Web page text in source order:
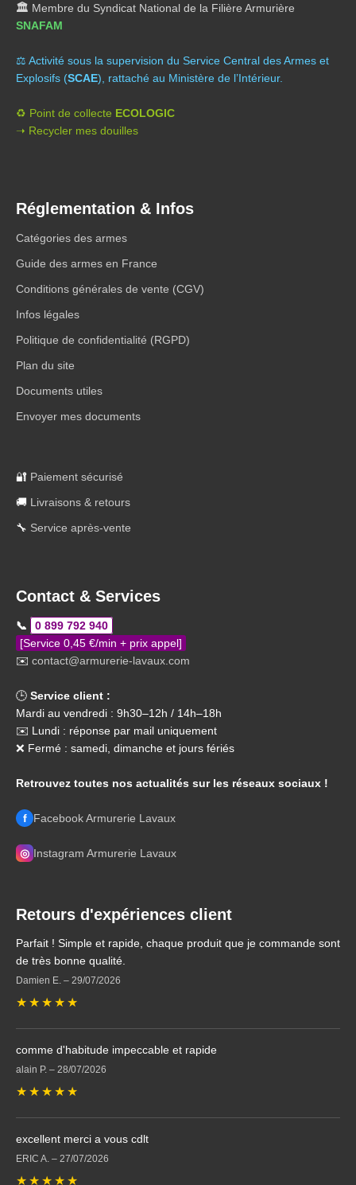
🏛️ Membre du Syndicat National de la Filière Armurière
SNAFAM
⚖️ Activité sous la supervision du Service Central des Armes et
Explosifs (SCAE), rattaché au Ministère de l’Intérieur.
♻️ Point de collecte ECOLOGIC
➝ Recycler mes douilles
Réglementation & Infos
Catégories des armes
Guide des armes en France
Conditions générales de vente (CGV)
Infos légales
Politique de confidentialité (RGPD)
Plan du site
Documents utiles
Envoyer mes documents
🔐 Paiement sécurisé
🚚 Livraisons & retours
🔧 Service après-vente
Contact & Services
📞
0 899 792 940
[Service 0,45 €/min + prix appel]
✉️ contact@armurerie-lavaux.com
🕒 Service client :
Mardi au vendredi : 9h30–12h / 14h–18h
✉️ Lundi : réponse par mail uniquement
❌ Fermé : samedi, dimanche et jours fériés
Retrouvez toutes nos actualités sur les réseaux sociaux !
f Facebook Armurerie Lavaux
◎ Instagram Armurerie Lavaux
Retours d'expériences client
Parfait ! Simple et rapide, chaque produit que je commande sont
de très bonne qualité.
Damien E. – 29/07/2026
★ ★ ★ ★ ★
comme d'habitude impeccable et rapide
alain P. – 28/07/2026
★ ★ ★ ★ ★
excellent merci a vous cdlt
ERIC A. – 27/07/2026
★ ★ ★ ★ ★